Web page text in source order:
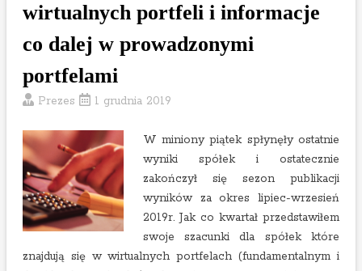
wirtualnych portfeli i informacje
co dalej w prowadzonymi
portfelami
Prezes 1 grudnia 2019
W miniony piątek spłynęły ostatnie
wyniki spółek i ostatecznie
zakończył się sezon publikacji
wyników za okres lipiec-wrzesień
2019r. Jak co kwartał przedstawiłem
swoje szacunki dla spółek które
znajdują się w wirtualnych portfelach (fundamentalnym i